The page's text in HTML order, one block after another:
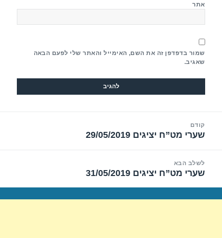
אתר
שמור בדפדפן זה את השם, האימייל והאתר שלי לפעם הבאה
שאגיב.
קודם
הפוסט
שערי מט”ח יציגים 29/05/2019
לשלב הבא
הפוסט
שערי מט”ח יציגים 31/05/2019